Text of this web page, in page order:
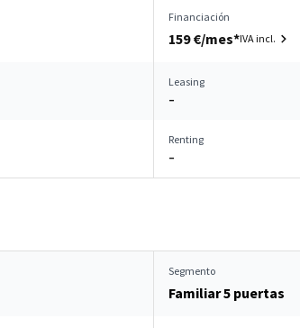
Financiación
159 €/mes*IVA incl.
Leasing
–
Renting
–
Segmento
Familiar 5 puertas